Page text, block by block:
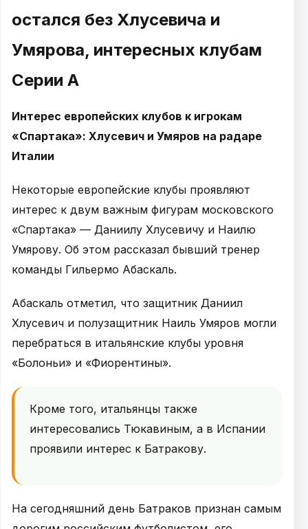
остался без Хлусевича и
Умярова, интересных клубам
Серии А
Интерес европейских клубов к игрокам
«Спартака»: Хлусевич и Умяров на радаре
Италии
Некоторые европейские клубы проявляют
интерес к двум важным фигурам московского
«Спартака» — Даниилу Хлусевичу и Наилю
Умярову. Об этом рассказал бывший тренер
команды Гильермо Абаскаль.
Абаскаль отметил, что защитник Даниил
Хлусевич и полузащитник Наиль Умяров могли
перебраться в итальянские клубы уровня
«Болоньи» и «Фиорентины».
Кроме того, итальянцы также
интересовались Тюкавиным, а в Испании
проявили интерес к Батракову.
На сегодняшний день Батраков признан самым